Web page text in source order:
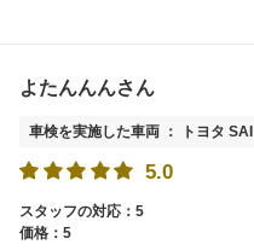
よたんんんさん
車検を実施した車両 ： トヨタ SAI
5.0
スタッフの対応：5
価格：5